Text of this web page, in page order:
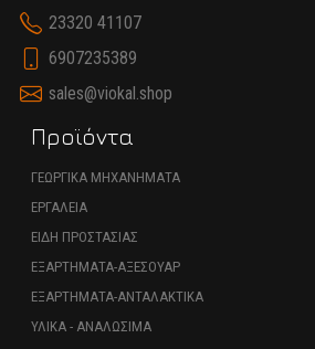
23320 41107
6907235389
sales@viokal.shop
Προϊόντα
ΓΕΩΡΓΙΚΑ ΜΗΧΑΝΗΜΑΤΑ
ΕΡΓΑΛΕΙΑ
ΕΙΔΗ ΠΡΟΣΤΑΣΙΑΣ
ΕΞΑΡΤΗΜΑΤΑ-ΑΞΕΣΟΥΑΡ
ΕΞΑΡΤΗΜΑΤΑ-ΑΝΤΑΛΑΚΤΙΚΑ
ΥΛΙΚΑ - ΑΝΑΛΩΣΙΜΑ